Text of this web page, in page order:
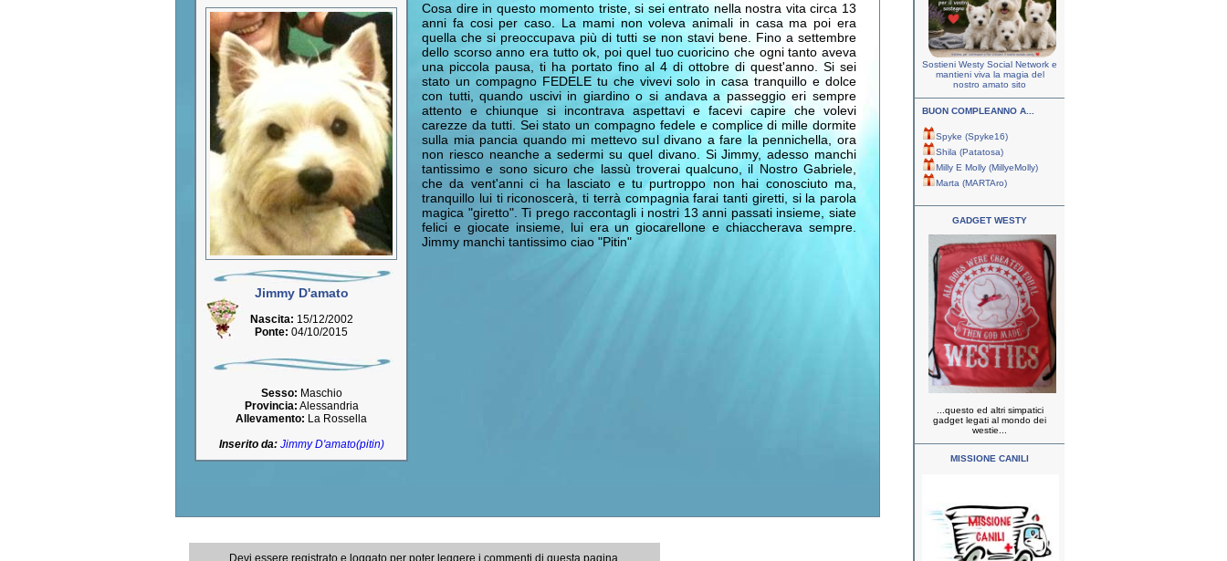
Jimmy D'amato
Nascita: 15/12/2002
Ponte: 04/10/2015
Sesso: Maschio
Provincia: Alessandria
Allevamento: La Rossella
Inserito da: Jimmy D'amato(pitin)
Cosa dire in questo momento triste, si sei entrato nella nostra vita circa 13
anni fa cosi per caso. La mami non voleva animali in casa ma poi era
quella che si preoccupava più di tutti se non stavi bene. Fino a settembre
dello scorso anno era tutto ok, poi quel tuo cuoricino che ogni tanto aveva
una piccola pausa, ti ha portato fino al 4 di ottobre di quest'anno. Si sei
stato un compagno FEDELE tu che vivevi solo in casa tranquillo e dolce
con tutti, quando uscivi in giardino o si andava a passeggio eri sempre
attento e chiunque si incontrava aspettavi e facevi capire che volevi
carezze da tutti. Sei stato un compagno fedele e complice di mille dormite
sulla mia pancia quando mi mettevo sul divano a fare la pennichella, ora
non riesco neanche a sedermi su quel divano. Si Jimmy, adesso manchi
tantissimo e sono sicuro che lassù troverai qualcuno, il Nostro Gabriele,
che da vent'anni ci ha lasciato e tu purtroppo non hai conosciuto ma,
tranquillo lui ti riconoscerà, ti terrà compagnia farai tanti giretti, si la parola
magica "giretto". Ti prego raccontagli i nostri 13 anni passati insieme, siate
felici e giocate insieme, lui era un giocarellone e chiaccherava sempre.
Jimmy manchi tantissimo ciao "Pitin"
Devi essere registrato e loggato per poter leggere i commenti di questa pagina.
Sostieni Westy Social Network e
mantieni viva la magia del
nostro amato sito
BUON COMPLEANNO A...
Spyke (Spyke16)
Shila (Patatosa)
Milly E Molly (MillyeMolly)
Marta (MARTAro)
GADGET WESTY
...questo ed altri simpatici
gadget legati al mondo dei
westie...
MISSIONE CANILI